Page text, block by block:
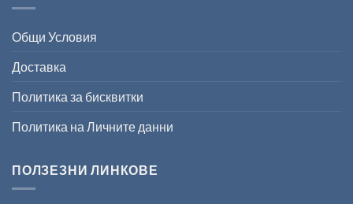
Общи Условия
Доставка
Политика за бисквитки
Политика на Личните данни
ПОЛЗЕЗНИ ЛИНКОВЕ